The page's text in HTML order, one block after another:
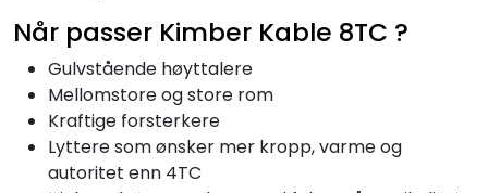
Når passer Kimber Kable 8TC ?
Gulvstående høyttalere
Mellomstore og store rom
Kraftige forsterkere
Lyttere som ønsker mer kropp, varme og
autoritet enn 4TC